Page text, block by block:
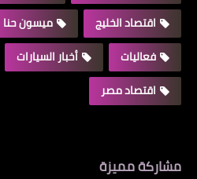
اقتصاد الخليج
ميسون حنا
فعاليات
أخبار السيارات
اقتصاد مصر
مشاركة مميزة